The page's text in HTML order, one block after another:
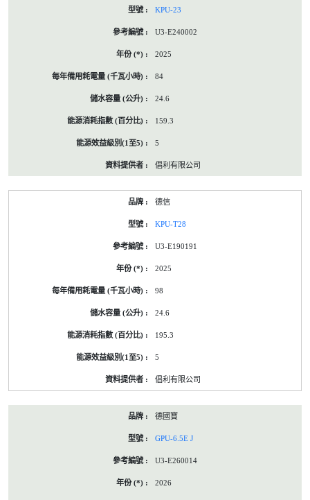
KPU-23
U3-E240002
2025
84
24.6
159.3
5
倡利有限公司
德信
KPU-T28
U3-E190191
2025
98
24.6
195.3
5
倡利有限公司
德國寶
GPU-6.5E J
U3-E260014
2026